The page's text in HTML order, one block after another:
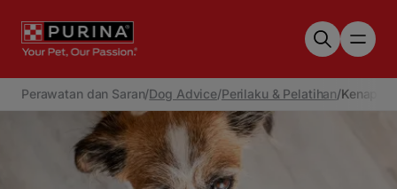
Perawatan dan Saran/Dog Advice/Perilaku & Pelatihan/Kenapa